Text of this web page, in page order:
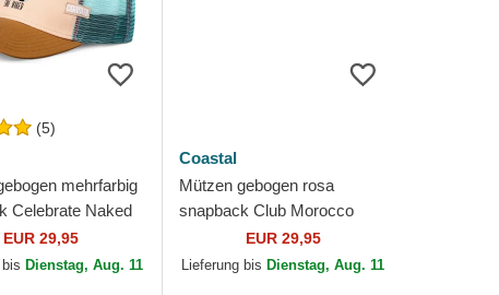
(5)
mehrfarbig
Celebrate Naked
Coastal
EUR 29,95
Dienstag, Aug. 11
Coastal
Mützen gebogen rosa
snapback Club Morocco
HFT von Coastal
EUR 29,95
Lieferung bis Dienstag, Aug. 11